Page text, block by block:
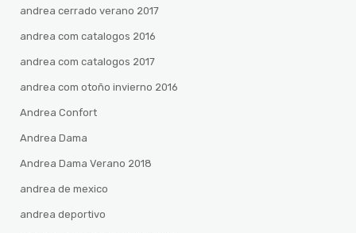
andrea cerrado verano 2017
andrea com catalogos 2016
andrea com catalogos 2017
andrea com otoño invierno 2016
Andrea Confort
Andrea Dama
Andrea Dama Verano 2018
andrea de mexico
andrea deportivo